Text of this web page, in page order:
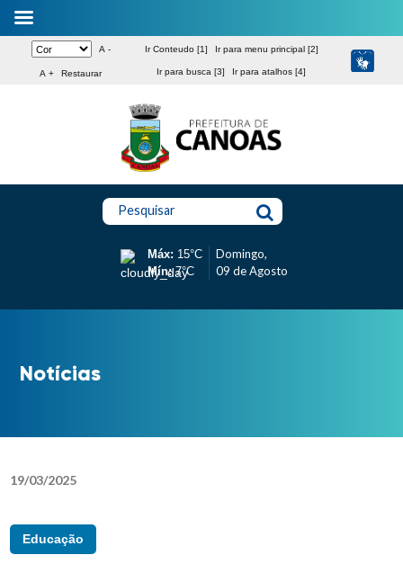
A -
A + Restaurar
Ir Conteudo [1] Ir para menu principal [2]
Ir para busca [3] Ir para atalhos [4]
Pesquisar
Máx: 15°C
Mín:7°C
Domingo,
09 de Agosto
Notícias
19/03/2025
Educação